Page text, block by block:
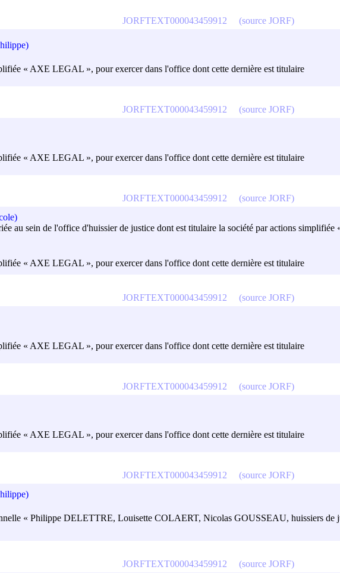
« AXE LEGAL », pour exercer dans l'office dont cette dernière est titulaire
JORFTEXT000043459912 (source JORF)
« AXE LEGAL », pour exercer dans l'office dont cette dernière est titulaire
JORFTEXT000043459912 (source JORF)
au sein de l'office d'huissier de justice dont est titulaire la société par actions
« AXE LEGAL », pour exercer dans l'office dont cette dernière est titulaire
JORFTEXT000043459912 (source JORF)
« AXE LEGAL », pour exercer dans l'office dont cette dernière est titulaire
JORFTEXT000043459912 (source JORF)
« AXE LEGAL », pour exercer dans l'office dont cette dernière est titulaire
JORFTEXT000043459912 (source JORF)
« Philippe DELETTRE, Louisette COLAERT, Nicolas GOUSSEAU, huissiers de
JORFTEXT000043459912 (source JORF)
JORFTEXT000043459912 (source JORF)